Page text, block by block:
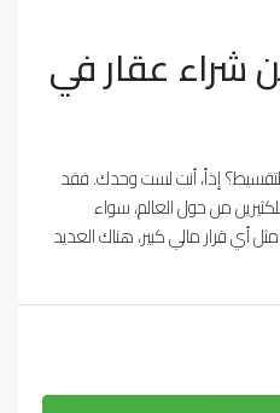
شراء عقار في
إذاً، أنت لست وحدك. فقد
من حول العالم، سواء
أي قرار مالي كبير، هناك العديد